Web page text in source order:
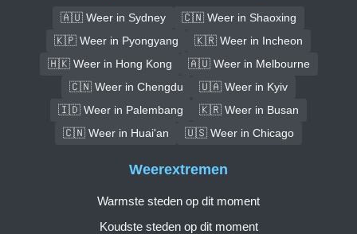
🇦🇺 Weer in Sydney
🇨🇳 Weer in Shaoxing
🇰🇵 Weer in Pyongyang
🇰🇷 Weer in Incheon
🇭🇰 Weer in Hong Kong
🇦🇺 Weer in Melbourne
🇨🇳 Weer in Chengdu
🇺🇦 Weer in Kyiv
🇮🇩 Weer in Palembang
🇰🇷 Weer in Busan
🇨🇳 Weer in Huai'an
🇺🇸 Weer in Chicago
Weerextremen
Warmste steden op dit moment
Koudste steden op dit moment